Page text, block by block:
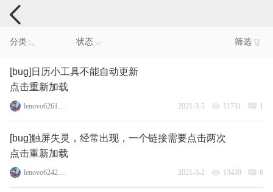
手机反馈
分类 状态 筛选
[bug]日历小工具不能自动更新
点击重新加载
lenovo62618013 2021-3-5 11731 1
[bug]触屏失灵，经常出现，一个链接需要点击两次
点击重新加载
lenovo62420261 2021-3-2 13439 6